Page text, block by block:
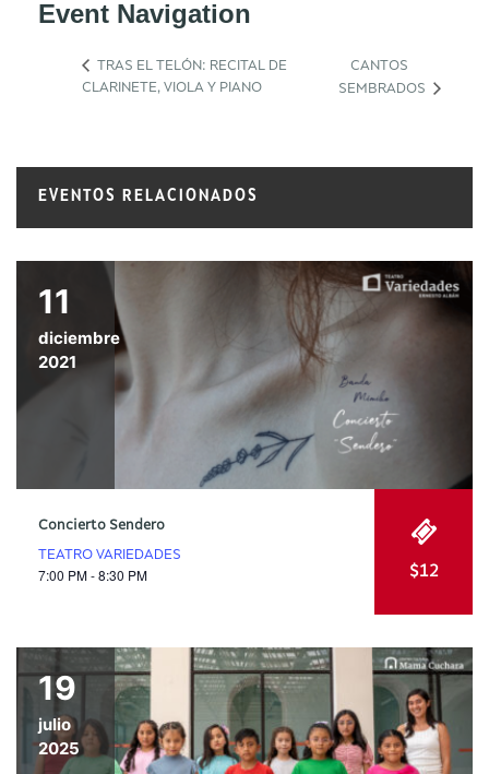
Event Navigation
TRAS EL TELÓN: RECITAL DE
CLARINETE, VIOLA Y PIANO
CANTOS
SEMBRADOS
EVENTOS RELACIONADOS
11
diciembre
2021
Concierto Sendero
TEATRO VARIEDADES
7:00 PM - 8:30 PM $12
19
julio
2025